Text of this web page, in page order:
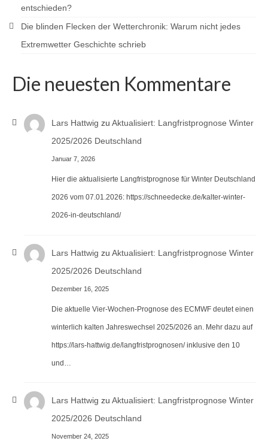
entschieden?
Die blinden Flecken der Wetterchronik: Warum nicht jedes
Extremwetter Geschichte schrieb
Die neuesten Kommentare
Lars Hattwig zu Aktualisiert: Langfristprognose Winter
2025/2026 Deutschland
Januar 7, 2026
Hier die aktualisierte Langfristprognose für Winter Deutschland
2026 vom 07.01.2026: https://schneedecke.de/kalter-winter-
2026-in-deutschland/
Lars Hattwig zu Aktualisiert: Langfristprognose Winter
2025/2026 Deutschland
Dezember 16, 2025
Die aktuelle Vier-Wochen-Prognose des ECMWF deutet einen
winterlich kalten Jahreswechsel 2025/2026 an. Mehr dazu auf
https://lars-hattwig.de/langfristprognosen/ inklusive den 10
und…
Lars Hattwig zu Aktualisiert: Langfristprognose Winter
2025/2026 Deutschland
November 24, 2025